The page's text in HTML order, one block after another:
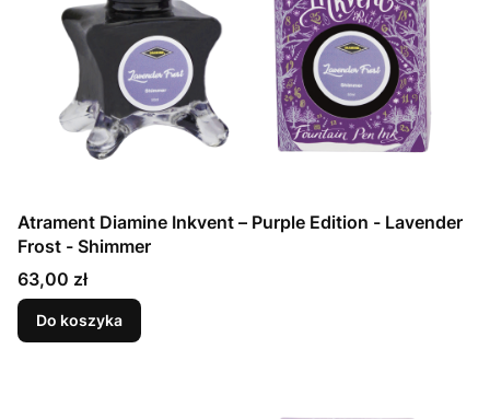
Atrament Diamine Inkvent – Purple Edition - Lavender
Frost - Shimmer
Cena
63,00 zł
Do koszyka